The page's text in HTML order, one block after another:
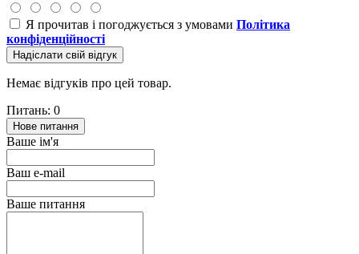
Я прочитав і погоджується з умовами Політика
конфіденційності
Надіслати свій відгук
Немає відгуків про цей товар.
Питань: 0
Нове питання
Ваше ім'я
Ваш e-mail
Ваше питання